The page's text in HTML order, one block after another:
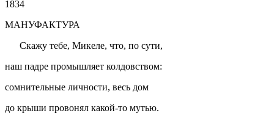
1834
МАНУФАКТУРА
Скажу тебе, Микеле, что, по сути,
наш падре промышляет колдовством:
cомнительные личности, весь дом
до крыши провонял какой-то мутью.